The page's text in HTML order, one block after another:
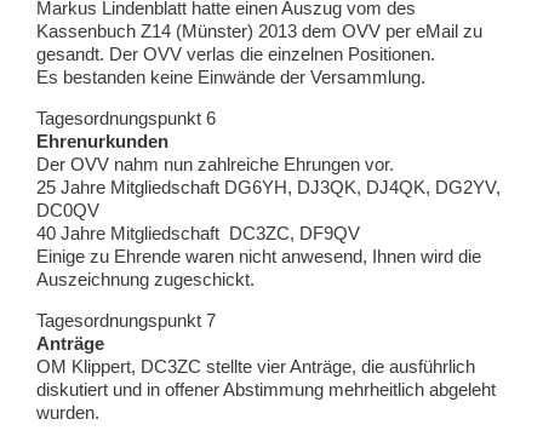
Markus Lindenblatt hatte einen Auszug vom des
Kassenbuch Z14 (Münster) 2013 dem OVV per eMail zu
gesandt. Der OVV verlas die einzelnen Positionen.
Es bestanden keine Einwände der Versammlung.
Tagesordnungspunkt 6
Ehrenurkunden
Der OVV nahm nun zahlreiche Ehrungen vor.
25 Jahre Mitgliedschaft DG6YH, DJ3QK, DJ4QK, DG2YV,
DC0QV
40 Jahre Mitgliedschaft DC3ZC, DF9QV
Einige zu Ehrende waren nicht anwesend, Ihnen wird die
Auszeichnung zugeschickt.
Tagesordnungspunkt 7
Anträge
OM Klippert, DC3ZC stellte vier Anträge, die ausführlich
diskutiert und in offener Abstimmung mehrheitlich abgeleht
wurden.